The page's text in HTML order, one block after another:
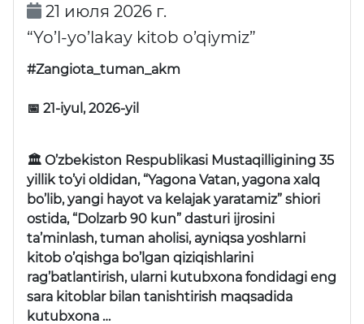
21 июля 2026 г.
“Yo’l-yo’lakay kitob o’qiymiz”
#Zangiota_tuman_akm
📅 21-iyul, 2026-yil
🏛 O’zbekiston Respublikasi Mustaqilligining 35
yillik to’yi oldidan, “Yagona Vatan, yagona xalq
bo’lib, yangi hayot va kelajak yaratamiz” shiori
ostida, “Dolzarb 90 kun” dasturi ijrosini
ta’minlash, tuman aholisi, ayniqsa yoshlarni
kitob o’qishga bo’lgan qiziqishlarini
rag’batlantirish, ularni kutubxona fondidagi eng
sara kitoblar bilan tanishtirish maqsadida
kutubxona …